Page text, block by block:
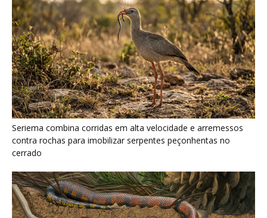
Serpente escavadora brasileira Tametara mirim reescreve a
evolução dos répteis